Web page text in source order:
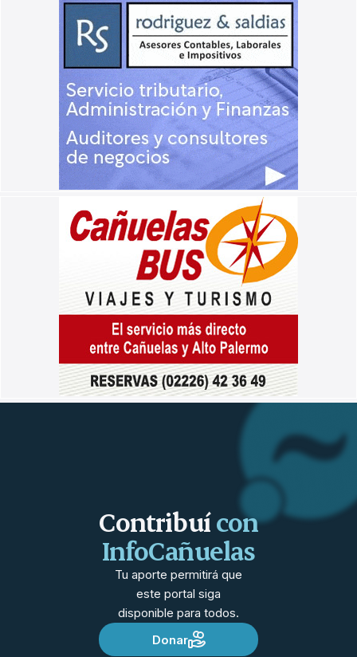
Contribuícon
InfoCañuelas
Tu aporte permitirá que
este portal siga
disponible para todos.
Donar